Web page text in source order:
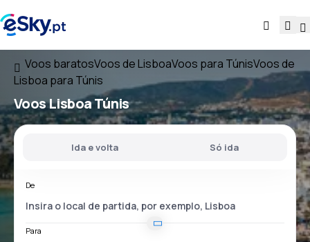
Voos baratosVoos de LisboaVoos para TúnisVoos de
Lisboa para Túnis
VoosLisboa Túnis
Ida e volta Só ida
De
Para